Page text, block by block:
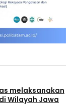
melaksanakan
Wilayah Jawa